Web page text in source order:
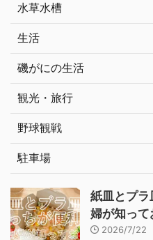
水草水槽
生活
磯がにの生活
観光・旅行
野球観戦
駐車場
紙皿とプ
婦が知っ
2026/7/22